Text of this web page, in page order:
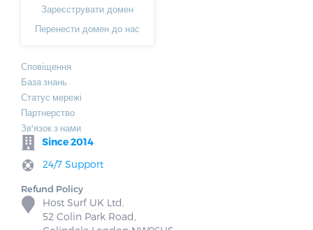
Зареєструвати домен
Перенести домен до нас
Сповіщення
База знань
Статус мережі
Партнерство
Зв'язок з нами
Since 2014
24/7 Support
Refund Policy
Host Surf UK Ltd.
52 Colin Park Road,